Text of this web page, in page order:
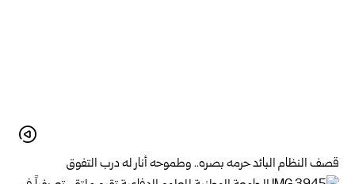
قصف النظام البائد حرمه بصره.. وطموحه أنار له درب التفوق